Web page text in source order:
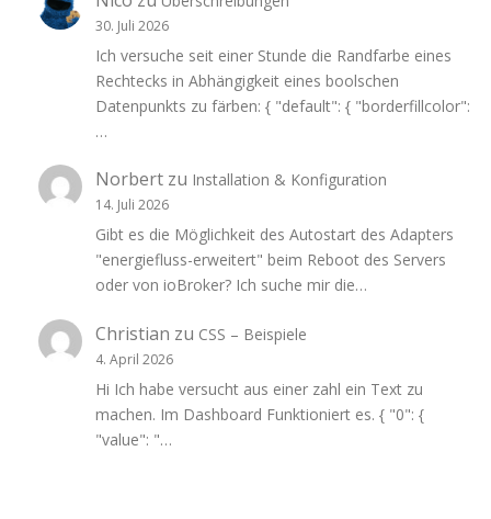
30. Juli 2026
Ich versuche seit einer Stunde die Randfarbe eines
Rechtecks in Abhängigkeit eines boolschen
Datenpunkts zu färben: { "default": { "borderfillcolor":
…
Norbert zu Installation & Konfiguration
14. Juli 2026
Gibt es die Möglichkeit des Autostart des Adapters
"energiefluss-erweitert" beim Reboot des Servers
oder von ioBroker? Ich suche mir die…
Christian zu CSS – Beispiele
4. April 2026
Hi Ich habe versucht aus einer zahl ein Text zu
machen. Im Dashboard Funktioniert es. { "0": {
"value": "…